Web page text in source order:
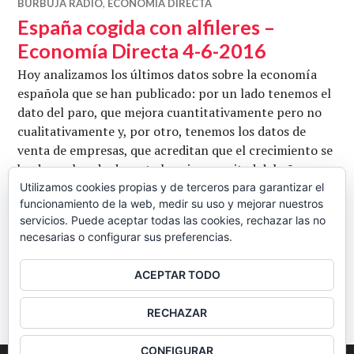
BURBUJA RADIO, ECONOMÍA DIRECTA
España cogida con alfileres –
Economía Directa 4-6-2016
Hoy analizamos los últimos datos sobre la economía
española que se han publicado: por un lado tenemos el
dato del paro, que mejora cuantitativamente pero no
cualitativamente y, por otro, tenemos los datos de
venta de empresas, que acreditan que el crecimiento se
ha desacelerado durante la primera mitad del año.
También hablamos sobre las irregularidades en las
cuentas del sector bancario, el programa de …
Seguir leyendoEspaña cogida con alfileres –
BARRA
LATERAL
Utilizamos cookies propias y de terceros para garantizar el
funcionamiento de la web, medir su uso y mejorar nuestros
servicios. Puede aceptar todas las cookies, rechazar las no
necesarias o configurar sus preferencias.
ACEPTAR TODO
RECHAZAR
CONFIGURAR